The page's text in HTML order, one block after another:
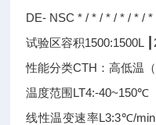
DE- NSC * / * / * / * / * / *
试验区容积1500:1500L
性能分类CTH：高低温
温度范围LT4:-
线性温变速率L3:3℃/